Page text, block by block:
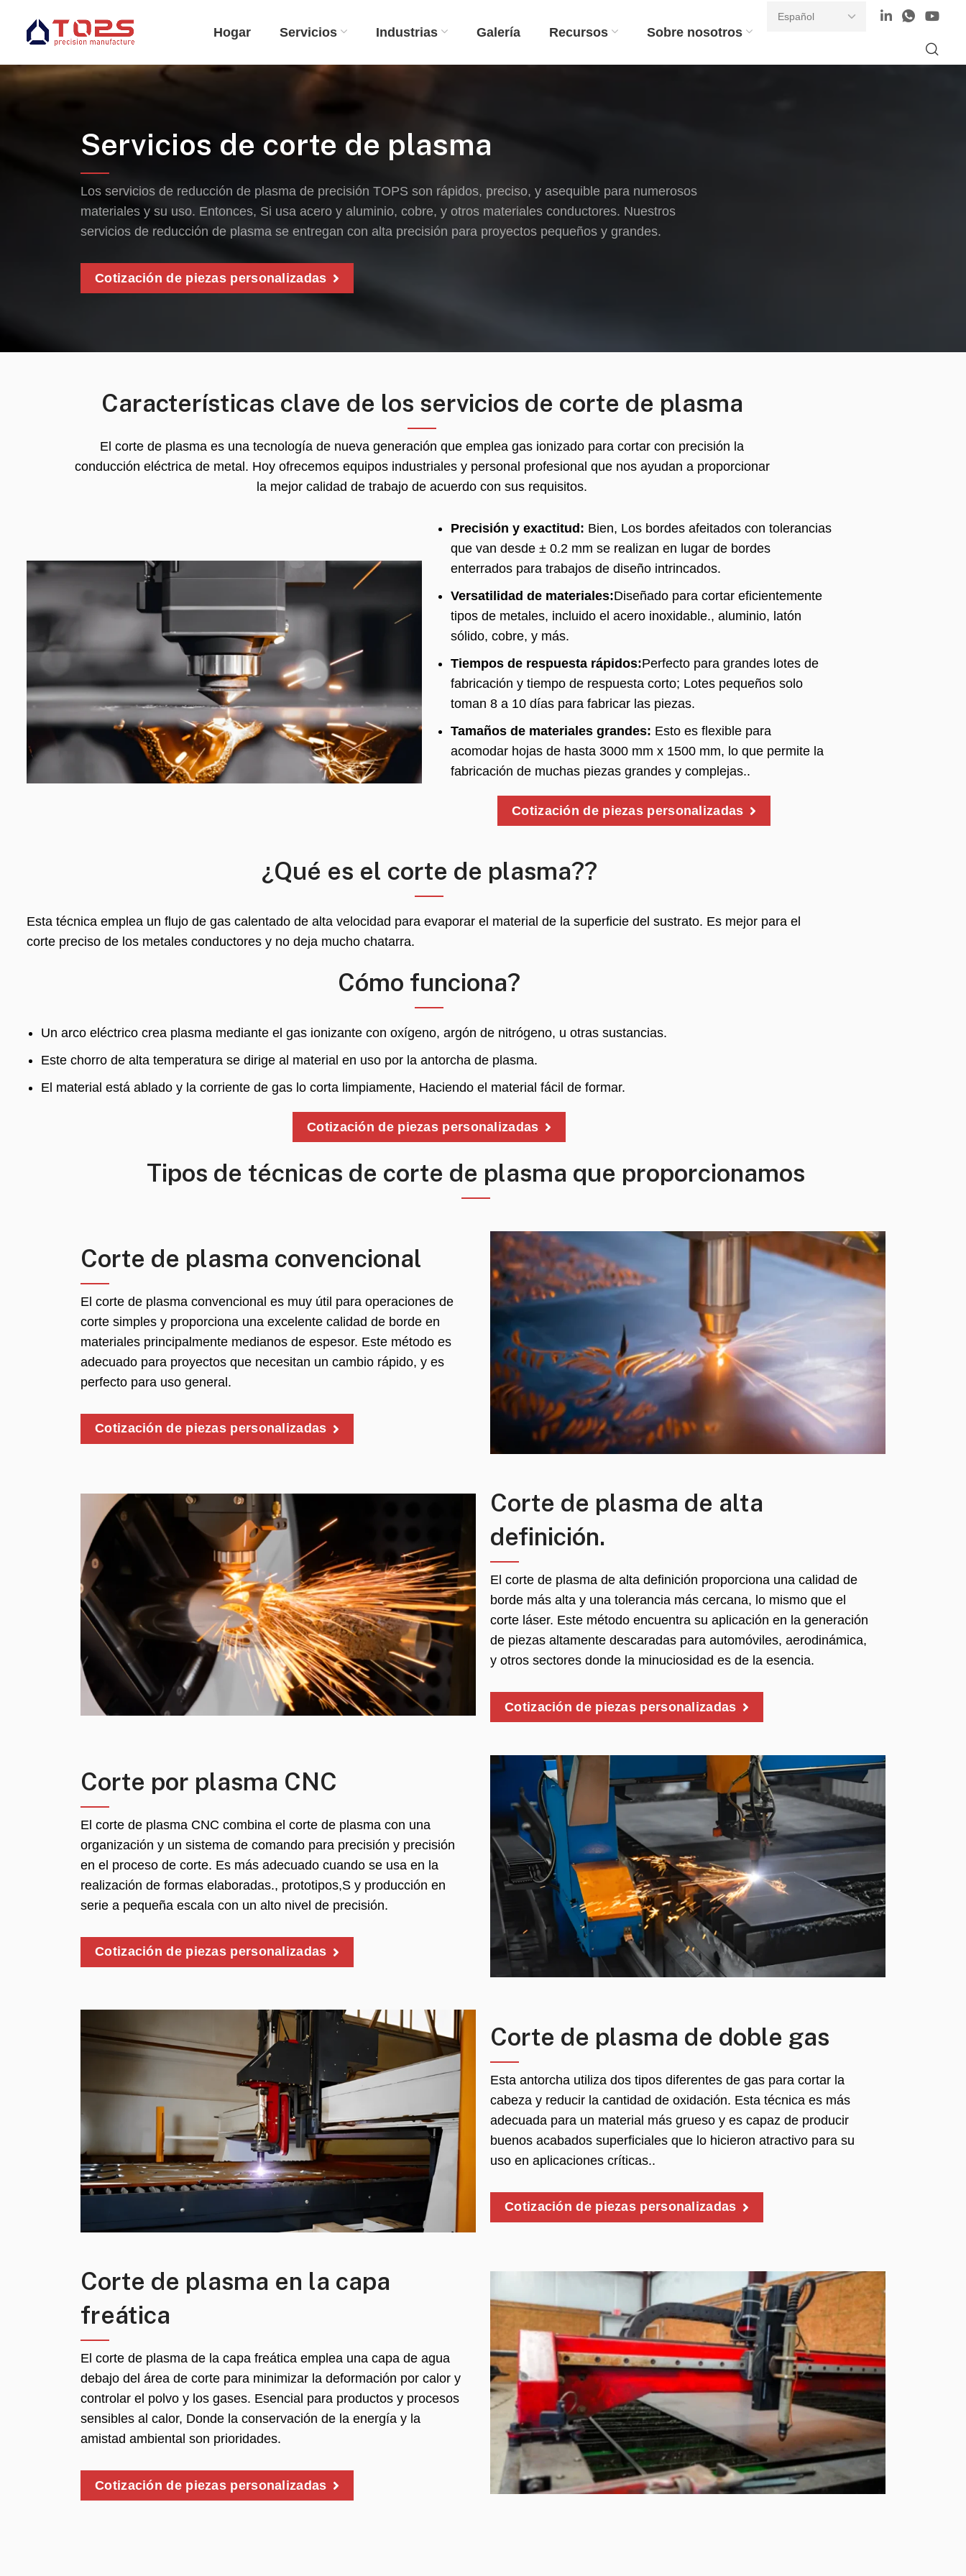
Hogar Servicios Industrias Galería Recursos Sobre nosotros
Servicios de corte de plasma
Los servicios de reducción de plasma de precisión TOPS son rápidos, preciso, y asequible para numerosos
materiales y su uso. Entonces, Si usa acero y aluminio, cobre, y otros materiales conductores. Nuestros
servicios de reducción de plasma se entregan con alta precisión para proyectos pequeños y grandes.
Cotización de piezas personalizadas
Características clave de los servicios de corte de plasma
El corte de plasma es una tecnología de nueva generación que emplea gas ionizado para cortar con precisión la
conducción eléctrica de metal. Hoy ofrecemos equipos industriales y personal profesional que nos ayudan a proporcionar
la mejor calidad de trabajo de acuerdo con sus requisitos.
Precisión y exactitud: Bien, Los bordes afeitados con tolerancias
que van desde ± 0.2 mm se realizan en lugar de bordes
enterrados para trabajos de diseño intrincados.
Versatilidad de materiales:Diseñado para cortar eficientemente
tipos de metales, incluido el acero inoxidable., aluminio, latón
sólido, cobre, y más.
Tiempos de respuesta rápidos:Perfecto para grandes lotes de
fabricación y tiempo de respuesta corto; Lotes pequeños solo
toman 8 a 10 días para fabricar las piezas.
Tamaños de materiales grandes: Esto es flexible para
acomodar hojas de hasta 3000 mm x 1500 mm, lo que permite la
fabricación de muchas piezas grandes y complejas..
Cotización de piezas personalizadas
¿Qué es el corte de plasma??
Esta técnica emplea un flujo de gas calentado de alta velocidad para evaporar el material de la superficie del sustrato. Es mejor para el
corte preciso de los metales conductores y no deja mucho chatarra.
Cómo funciona?
Un arco eléctrico crea plasma mediante el gas ionizante con oxígeno, argón de nitrógeno, u otras sustancias.
Este chorro de alta temperatura se dirige al material en uso por la antorcha de plasma.
El material está ablado y la corriente de gas lo corta limpiamente, Haciendo el material fácil de formar.
Cotización de piezas personalizadas
Tipos de técnicas de corte de plasma que proporcionamos
Corte de plasma convencional
El corte de plasma convencional es muy útil para operaciones de
corte simples y proporciona una excelente calidad de borde en
materiales principalmente medianos de espesor. Este método es
adecuado para proyectos que necesitan un cambio rápido, y es
perfecto para uso general.
Cotización de piezas personalizadas
Corte de plasma de alta
definición.
El corte de plasma de alta definición proporciona una calidad de
borde más alta y una tolerancia más cercana, lo mismo que el
corte láser. Este método encuentra su aplicación en la generación
de piezas altamente descaradas para automóviles, aerodinámica,
y otros sectores donde la minuciosidad es de la esencia.
Cotización de piezas personalizadas
Corte por plasma CNC
El corte de plasma CNC combina el corte de plasma con una
organización y un sistema de comando para precisión y precisión
en el proceso de corte. Es más adecuado cuando se usa en la
realización de formas elaboradas., prototipos,S y producción en
serie a pequeña escala con un alto nivel de precisión.
Cotización de piezas personalizadas
Corte de plasma de doble gas
Esta antorcha utiliza dos tipos diferentes de gas para cortar la
cabeza y reducir la cantidad de oxidación. Esta técnica es más
adecuada para un material más grueso y es capaz de producir
buenos acabados superficiales que lo hicieron atractivo para su
uso en aplicaciones críticas..
Cotización de piezas personalizadas
Corte de plasma en la capa
freática
El corte de plasma de la capa freática emplea una capa de agua
debajo del área de corte para minimizar la deformación por calor y
controlar el polvo y los gases. Esencial para productos y procesos
sensibles al calor, Donde la conservación de la energía y la
amistad ambiental son prioridades.
Cotización de piezas personalizadas